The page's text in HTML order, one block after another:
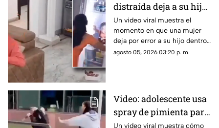
distraída deja a su hijo
dentro del refrigerador
mientras hablaba por
teléfono
Un video viral muestra el
momento en que una mujer
deja por error a su hijo dentro
del refrigerador mientras
agosto 05, 2026 03:20 p. m.
Video: adolescente usa
spray de pimienta para
defenderse de una
Un video viral muestra cómo